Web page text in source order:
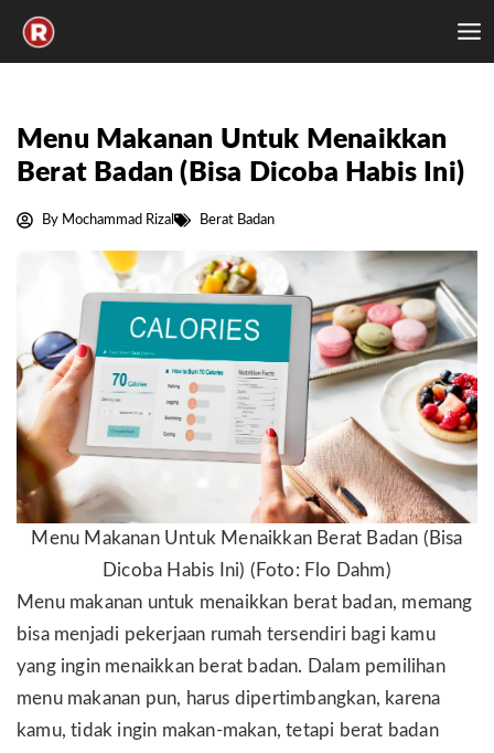
content
Menu Makanan Untuk Menaikkan
Berat Badan (Bisa Dicoba Habis Ini)
By Mochammad Rizal Berat Badan
Menu Makanan Untuk Menaikkan Berat Badan (Bisa
Dicoba Habis Ini) (Foto: Flo Dahm)
Menu makanan untuk menaikkan berat badan, memang
bisa menjadi pekerjaan rumah tersendiri bagi kamu
yang ingin menaikkan berat badan. Dalam pemilihan
menu makanan pun, harus dipertimbangkan, karena
kamu, tidak ingin makan-makan, tetapi berat badan